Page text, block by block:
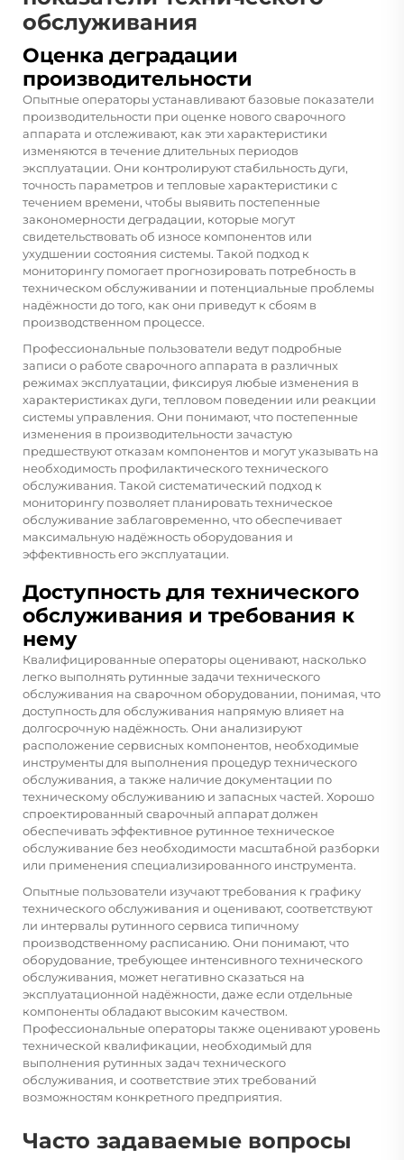
обслуживания
Оценка деградации
производительности
Опытные операторы устанавливают базовые показатели
производительности при оценке нового сварочного
аппарата и отслеживают, как эти характеристики
изменяются в течение длительных периодов
эксплуатации. Они контролируют стабильность дуги,
точность параметров и тепловые характеристики с
течением времени, чтобы выявить постепенные
закономерности деградации, которые могут
свидетельствовать об износе компонентов или
ухудшении состояния системы. Такой подход к
мониторингу помогает прогнозировать потребность в
техническом обслуживании и потенциальные проблемы
надёжности до того, как они приведут к сбоям в
производственном процессе.
Профессиональные пользователи ведут подробные
записи о работе сварочного аппарата в различных
режимах эксплуатации, фиксируя любые изменения в
характеристиках дуги, тепловом поведении или реакции
системы управления. Они понимают, что постепенные
изменения в производительности зачастую
предшествуют отказам компонентов и могут указывать на
необходимость профилактического технического
обслуживания. Такой систематический подход к
мониторингу позволяет планировать техническое
обслуживание заблаговременно, что обеспечивает
максимальную надёжность оборудования и
эффективность его эксплуатации.
Доступность для технического
обслуживания и требования к
нему
Квалифицированные операторы оценивают, насколько
легко выполнять рутинные задачи технического
обслуживания на сварочном оборудовании, понимая, что
доступность для обслуживания напрямую влияет на
долгосрочную надёжность. Они анализируют
расположение сервисных компонентов, необходимые
инструменты для выполнения процедур технического
обслуживания, а также наличие документации по
техническому обслуживанию и запасных частей. Хорошо
спроектированный сварочный аппарат должен
обеспечивать эффективное рутинное техническое
обслуживание без необходимости масштабной разборки
или применения специализированного инструмента.
Опытные пользователи изучают требования к графику
технического обслуживания и оценивают, соответствуют
ли интервалы рутинного сервиса типичному
производственному расписанию. Они понимают, что
оборудование, требующее интенсивного технического
обслуживания, может негативно сказаться на
эксплуатационной надёжности, даже если отдельные
компоненты обладают высоким качеством.
Профессиональные операторы также оценивают уровень
технической квалификации, необходимый для
выполнения рутинных задач технического
обслуживания, и соответствие этих требований
возможностям конкретного предприятия.
Часто задаваемые вопросы